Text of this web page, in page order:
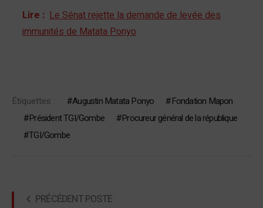
Lire : Le Sénat rejette la demande de levée des
immunités de Matata Ponyo
Étiquettes : Augustin Matata Ponyo
Fondation Mapon
Président TGI/Gombe
Procureur général de la république
TGI/Gombe
PRÉCÉDENT POSTE